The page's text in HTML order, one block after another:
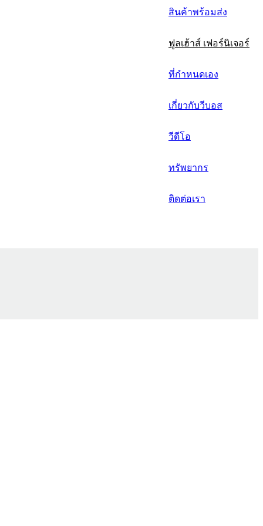
日语
italiano
français
العربية
สินค้าพร้อมส่ง
ฟูลเฮ้าส์ เฟอร์นิเจอร์
ที่กำหนดเอง
เกี่ยวกับวีบอส
วีดีโอ
ทรัพยากร
ติดต่อเรา